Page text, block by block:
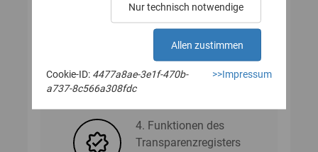
des Nutzerkontos
bestätigen
3. Nutzerdaten angeben
4. Funktionen des
Transparenzregisters
Nur technisch notwendige
Allen zustimmen
Cookie-ID: 4477a8ae-3e1f-470b-
a737-8c566a308fdc
>>Impressum